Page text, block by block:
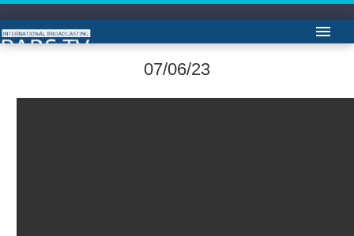
07/06/23